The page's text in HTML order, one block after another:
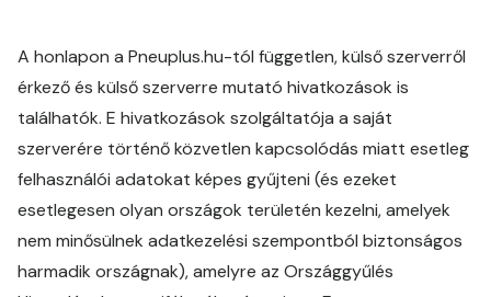
A honlapon a Pneuplus.hu-tól független, külső szerverről
érkező és külső szerverre mutató hivatkozások is
találhatók. E hivatkozások szolgáltatója a saját
szerverére történő közvetlen kapcsolódás miatt esetleg
felhasználói adatokat képes gyűjteni (és ezeket
esetlegesen olyan országok területén kezelni, amelyek
nem minősülnek adatkezelési szempontból biztonságos
harmadik országnak), amelyre az Országgyűlés